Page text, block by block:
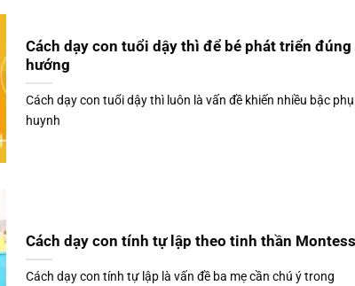
Cách dạy con tuổi dậy thì để bé phát triển đúng
hướng
Cách dạy con tuổi dậy thì luôn là vấn đề khiến nhiều bậc phụ
huynh
Cách dạy con tính tự lập theo tinh thần
Cách dạy con tính tự lập là vấn đề ba mẹ cần chú ý trong